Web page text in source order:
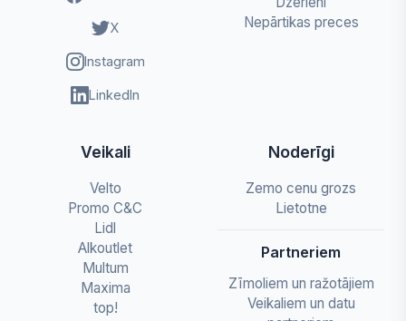
X
Instagram
LinkedIn
Nepārtikas preces
Veikali
Velto
Promo C&C
Lidl
Alkoutlet
Multum
Maxima
top!
Noderīgi
Zemo cenu grozs
Lietotne
Partneriem
Zīmoliem un ražotājiem
Veikaliem un datu